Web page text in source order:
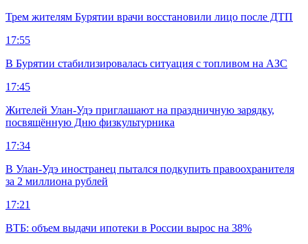
Трем жителям Бурятии врачи восстановили лицо после ДТП
17:55
В Бурятии стабилизировалась ситуация с топливом на АЗС
17:45
Жителей Улан-Удэ приглашают на праздничную зарядку,
посвящённую Дню физкультурника
17:34
В Улан-Удэ иностранец пытался подкупить правоохранителя
за 2 миллиона рублей
17:21
ВТБ: объем выдачи ипотеки в России вырос на 38%